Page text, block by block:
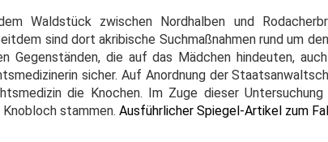
Waldstück zwischen Nordhalben und
sind dort akribische Suchmaßnahmen rund um
Gegenständen, die auf das Mädchen hindeuten,
sicher. Auf Anordnung der
die Knochen. Im Zuge dieser
stammen. Ausführlicher Spiegel-Artikel zum